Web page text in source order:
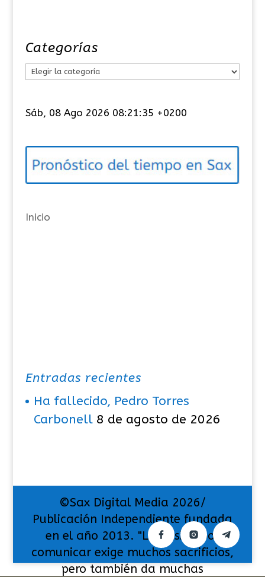
Categorías
e
o
í
s
Sáb, 08 Ago 2026 08:21:36 +0200
Inicio
Entradas recientes
Ha fallecido, Pedro Torres
Carbonell 8 de agosto de 2026
©Sax Digital Media 2026/
Publicación Independiente fundada
en el año 2013. "La pasión por
comunicar exige muchos sacrificios,
pero también da muchas